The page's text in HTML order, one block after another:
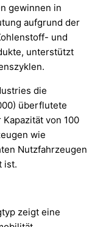
gewinnen in
aufgrund der
und
unterstützt
die
überflutete
von 100
wie
Nutzfahrzeugen
ist.
zeigt eine